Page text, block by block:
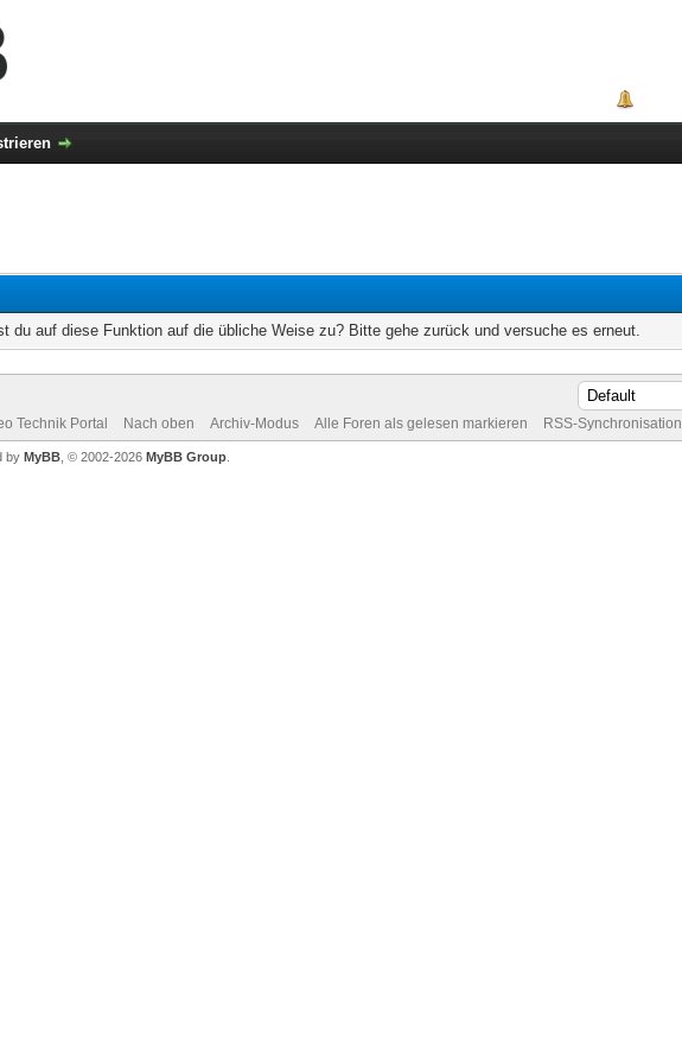
du auf diese Funktion auf die übliche Weise zu? Bitte gehe zurück und versuche es erneut.
Technik Portal Nach oben Archiv-Modus Alle Foren als gelesen markieren RSS-Synchronisation
by MyBB, © 2002-2026 MyBB Group.